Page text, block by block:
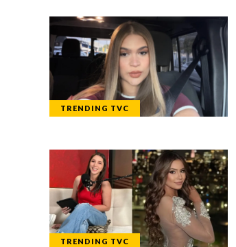
TRENDING TVC
TRENDING TVC